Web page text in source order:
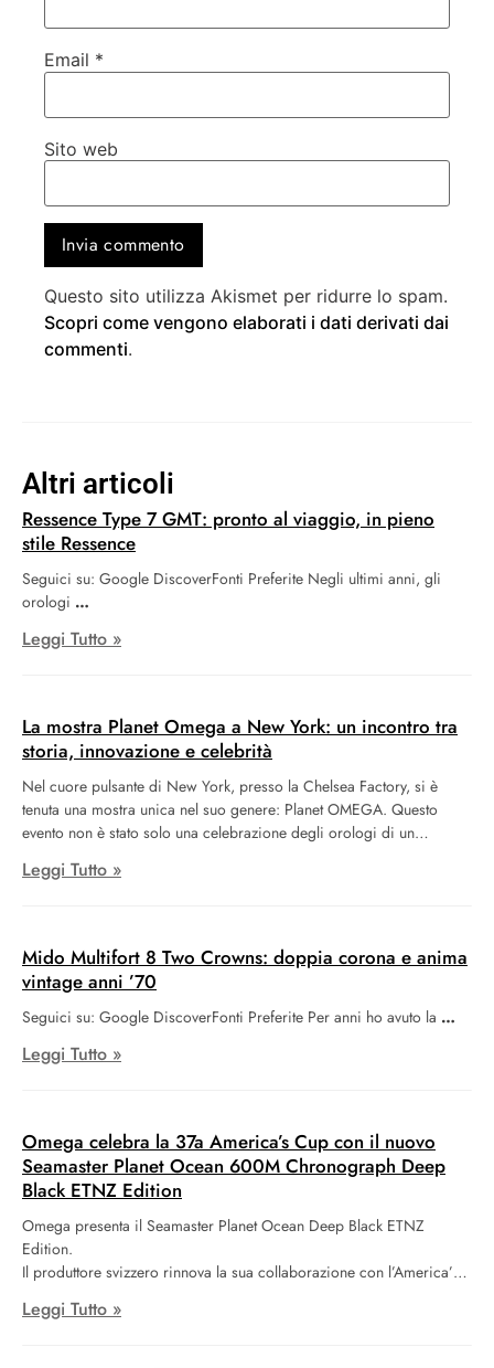
Altri articoli
Ressence Type 7 GMT: pronto al viaggio, in pieno
stile Ressence
Seguici su: Google DiscoverFonti Preferite Negli ultimi anni, gli
orologi
Leggi Tutto »
La mostra Planet Omega a New York: un incontro tra
storia, innovazione e celebrità
Nel cuore pulsante di New York, presso la Chelsea Factory, si è
tenuta una mostra unica nel suo genere: Planet OMEGA. Questo
evento non è stato solo una celebrazione degli orologi di un
l’innovazione e la cultura che il brand ha influenzato e raccontato nel
Craig, l’iconico James Bond degli ultimi anni, entrambi simboli
viventi dell’eleganza e del prestigio che Omega incarna.
Leggi Tutto »
Mido Multifort 8 Two Crowns: doppia corona e anima
vintage anni ’70
Seguici su: Google DiscoverFonti Preferite Per anni ho avuto la
Leggi Tutto »
Omega celebra la 37a America’s Cup con il nuovo
Seamaster Planet Ocean 600M Chronograph Deep
Black ETNZ Edition
Omega presenta il Seamaster Planet Ocean Deep Black ETNZ
Edition.
Il produttore svizzero rinnova la sua collaborazione con l’America’s
interpretazione del Regatta Chronograph.
Leggi Tutto »
Email *
Sito web
Questo sito utilizza Akismet per ridurre lo spam.
Scopri come vengono elaborati i dati derivati dai
commenti.